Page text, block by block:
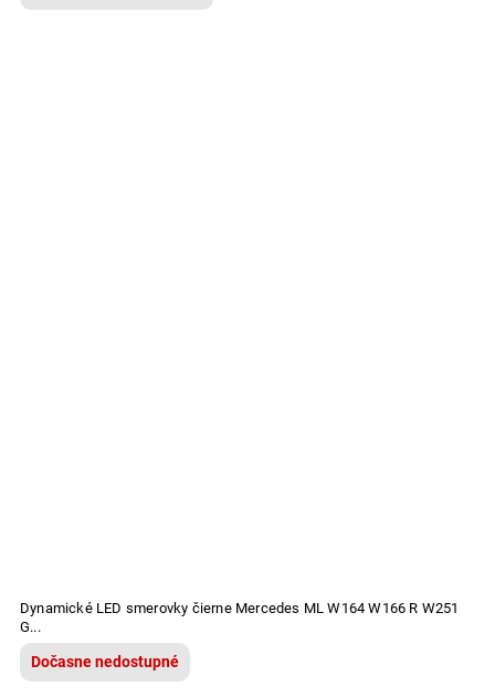
Dynamické LED smerovky čierne Mercedes ML W164 W166 R W251
G...
Dočasne nedostupné